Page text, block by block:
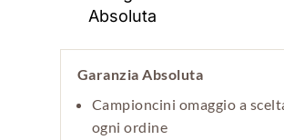
Garanzia Absoluta
Campioncini omaggio a
ogni ordine